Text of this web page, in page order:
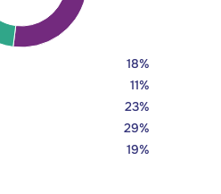
18%
11%
23%
29%
19%